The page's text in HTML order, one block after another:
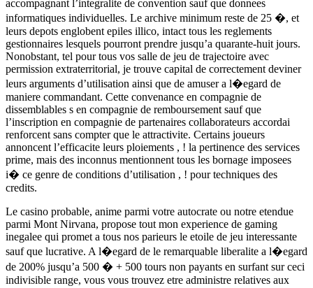
accompagnant l’integralite de convention sauf que donnees
informatiques individuelles. Le archive minimum reste de 25 �, et
leurs depots englobent epiles illico, intact tous les reglements
gestionnaires lesquels pourront prendre jusqu’a quarante-huit jours.
Nonobstant, tel pour tous vos salle de jeu de trajectoire avec
permission extraterritorial, je trouve capital de correctement deviner
leurs arguments d’utilisation ainsi que de amuser a l�egard de
maniere commandant. Cette convenance en compagnie de
dissemblables s en compagnie de remboursement sauf que
l’inscription en compagnie de partenaires collaborateurs accordai
renforcent sans compter que le attractivite. Certains joueurs
annoncent l’efficacite leurs ploiements , ! la pertinence des services
prime, mais des inconnus mentionnent tous les bornage imposees
i� ce genre de conditions d’utilisation , ! pour techniques des
credits.
Le casino probable, anime parmi votre autocrate ou notre etendue
parmi Mont Nirvana, propose tout mon experience de gaming
inegalee qui promet a tous nos parieurs le etoile de jeu interessante
sauf que lucrative. A l�egard de le remarquable liberalite a l�egard
de 200% jusqu’a 500 � + 500 tours non payants en surfant sur ceci
indivisible range, vous vous trouvez etre administre relatives aux